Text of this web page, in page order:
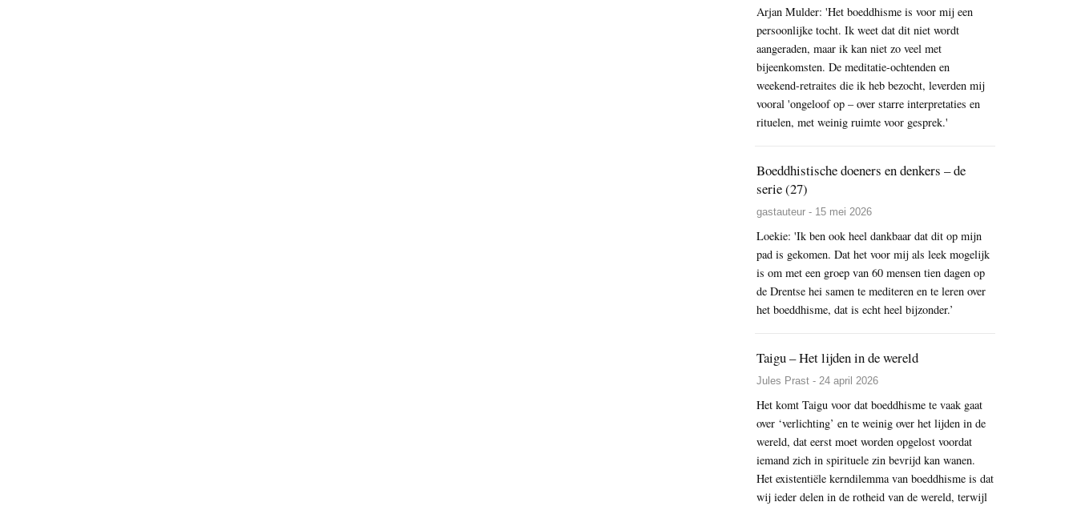
Arjan Mulder: 'Het boeddhisme is voor mij een
persoonlijke tocht. Ik weet dat dit niet wordt
aangeraden, maar ik kan niet zo veel met
bijeenkomsten. De meditatie-ochtenden en
weekend-retraites die ik heb bezocht, leverden mij
vooral 'ongeloof op – over starre interpretaties en
rituelen, met weinig ruimte voor gesprek.'
Boeddhistische doeners en denkers – de
serie (27)
gastauteur - 15 mei 2026
Loekie: 'Ik ben ook heel dankbaar dat dit op mijn
pad is gekomen. Dat het voor mij als leek mogelijk
is om met een groep van 60 mensen tien dagen op
de Drentse hei samen te mediteren en te leren over
het boeddhisme, dat is echt heel bijzonder.’
Taigu – Het lijden in de wereld
Jules Prast - 24 april 2026
Het komt Taigu voor dat boeddhisme te vaak gaat
over ‘verlichting’ en te weinig over het lijden in de
wereld, dat eerst moet worden opgelost voordat
iemand zich in spirituele zin bevrijd kan wanen.
Het existentiële kerndilemma van boeddhisme is dat
wij ieder delen in de rotheid van de wereld, terwijl